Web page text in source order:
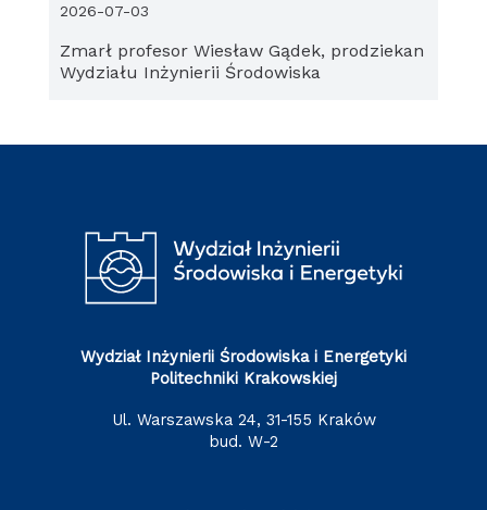
Zmarł profesor Wiesław Gądek, prodziekan
Wydziału Inżynierii Środowiska
2026-07-03
Wydział Inżynierii Środowiska i Energetyki
Politechniki Krakowskiej
ul. Warszawska 24, 31-155 Kraków
bud. W-2